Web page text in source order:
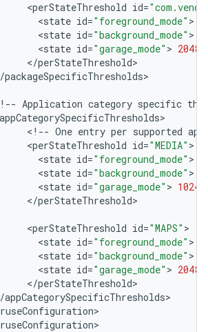
<perStateThreshold id=
<state id="foreground_mode" >
<state id="background_mode" >
<state id="garage_mode" > 2048
</perStateThreshold
/packageSpecificThresholds>
! -- Application category specific
appCategorySpecificThresholds
< ! -- One entry per supported
<perStateThreshold id="MEDIA"
<state id="foreground_mode" >
<state id="background_mode" >
<state id="garage_mode" > 1024
</perStateThreshold>
<perStateThreshold id="MAPS"
<state id="foreground_mode" >
<state id="background_mode" >
<state id="garage_mode" > 2048
</perStateThreshold
/appCategorySpecificThresholds
>
>